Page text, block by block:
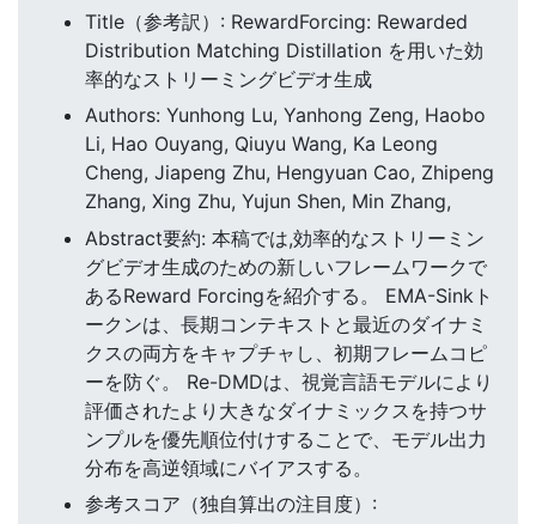
Title（参考訳）: RewardForcing: Rewarded
Distribution Matching Distillation を用いた効
率的なストリーミングビデオ生成
Authors: Yunhong Lu, Yanhong Zeng, Haobo
Li, Hao Ouyang, Qiuyu Wang, Ka Leong
Cheng, Jiapeng Zhu, Hengyuan Cao, Zhipeng
Zhang, Xing Zhu, Yujun Shen, Min Zhang,
Abstract要約: 本稿では,効率的なストリーミン
グビデオ生成のための新しいフレームワークで
あるReward Forcingを紹介する。 EMA-Sinkト
ークンは、長期コンテキストと最近のダイナミ
クスの両方をキャプチャし、初期フレームコピ
ーを防ぐ。 Re-DMDは、視覚言語モデルにより
評価されたより大きなダイナミックスを持つサ
ンプルを優先順位付けすることで、モデル出力
分布を高逆領域にバイアスする。
参考スコア（独自算出の注目度）: